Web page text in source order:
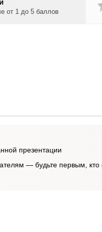
от 1 до 5 баллов
презентации
— будьте первым,